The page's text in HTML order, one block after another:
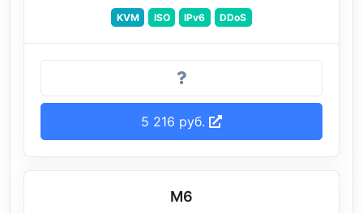
KVM ISO IPv6 DDoS
5 216 руб.
M6